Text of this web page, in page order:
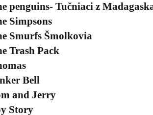
penguins- Tučniaci z
Simpsons
Smurfs Šmolkovia
Trash Pack
Bell
and Jerry
Story